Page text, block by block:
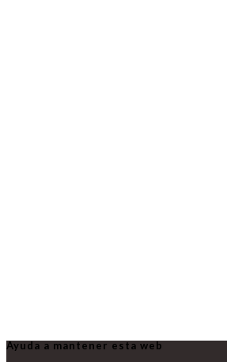
Ayuda a mantener esta web